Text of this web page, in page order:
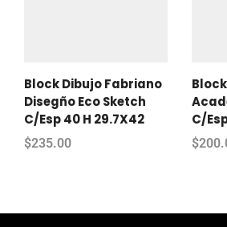
Block Dibujo Fabriano
Disegño Eco Sketch
C/Esp 40 H 29.7X42
$235.00
C/
$